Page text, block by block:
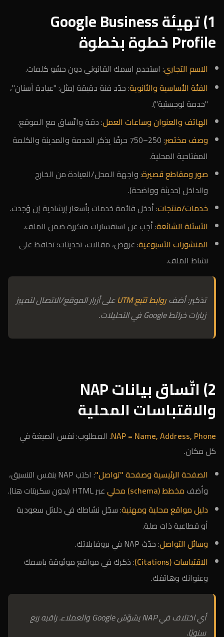
1) تهيئة Google Business
Profile خطوة بخطوة
الاسم التجاري: استخدم اسمك القانوني دون حشو كلمات.
الفئة الأساسية والثانوية: حدّد فئة دقيقة (مثل: "عيادة أسنان"،
"خدمة لوجستية").
الهاتف والعنوان وساعات العمل: دقة واتّساق مع الموقع.
وصف مختصر
: 250–750 حرفًا يذكر الخدمة والمدينة والكلمة
المفتاحية المحلية.
صور ومقاطع قصيرة: واجهة المحل/العيادة من الخارج
والداخل (حديثة وواضحة).
خدمات/منتجات: أدخل قائمة خدمات بأسعار إرشادية إن وُجدت.
الأسئلة الشائعة: أجب عن استفسارات متكررة ضمن الملف.
المنشورات الأسبوعية: عروض، مقالات، تحديثات؛ تحافظ على
نشاط الملف.
تذكير: أضفروابط تتبع UTM
على أزرار الموقع/الاتصال لتمييز
زيارات خرائط Google في التحليلات.
2) اتّساق بيانات NAP
والاقتباسات المحلية
NAP = Name, Address, Phone. المطلوب: نفس الصيغة في
كل مكان.
الصفحة الرئيسية وصفحة "تواصل"
: اكتب NAP بنفس التنسيق،
وأضفمخطط (schema) محلي
عبر HTML (بدون سكربتات هنا).
دليل مواقع محلية ومهنية: سجّل نشاطك في دلائل سعودية
أو قطاعية ذات صلة.
وسائل التواصل: حدّث NAP في بروفايلاتك.
الاقتباسات (Citations)
: ذكرك في مواقع موثوقة باسمك
وعنوانك وهاتفك.
أي اختلاف في NAP يشوّش Google والعملاء. راقبه ربع
سنويًا.